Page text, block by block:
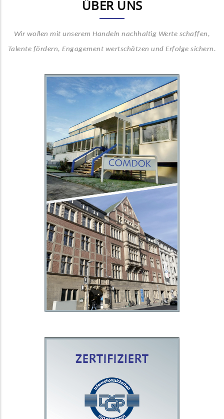
ÜBER UNS
Wir wollen mit unserem Handeln nachhaltig Werte schaffen,
Talente fördern, Engagement wertschätzen und Erfolge sichern.
Standorte
Sankt Augustin
Eifelstraße 14
D-53757 Sankt Augustin
Fon +49 (0)22 41.3 49-0
Fax +49 (0)22 41.3 49-1 11
Berlin
Reinhardtstraße 14
D-10117 Berlin
Fon +49 (0)30.28 44 45-10
Fax +49 (0)30.28 44 45-22
info@comdok.de
Seit 1998 wird unser
Qualitätsmanagement regelmäßig